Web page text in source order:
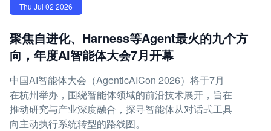
Thu Jul 02 2026
聚焦自进化、Harness等Agent最火的九个方
向，年度AI智能体大会7月开幕
中国AI智能体大会（AgenticAICon 2026）将于7月
在杭州举办，围绕智能体领域的前沿技术展开，旨在
推动研究与产业深度融合，探寻智能体从对话式工具
向主动执行系统转型的路线图。